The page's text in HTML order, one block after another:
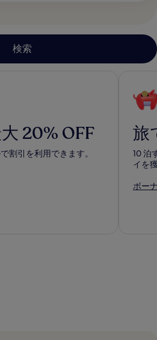
検索
20% OFF
割引を利用できます。
旅
10 泊
イを
ボー